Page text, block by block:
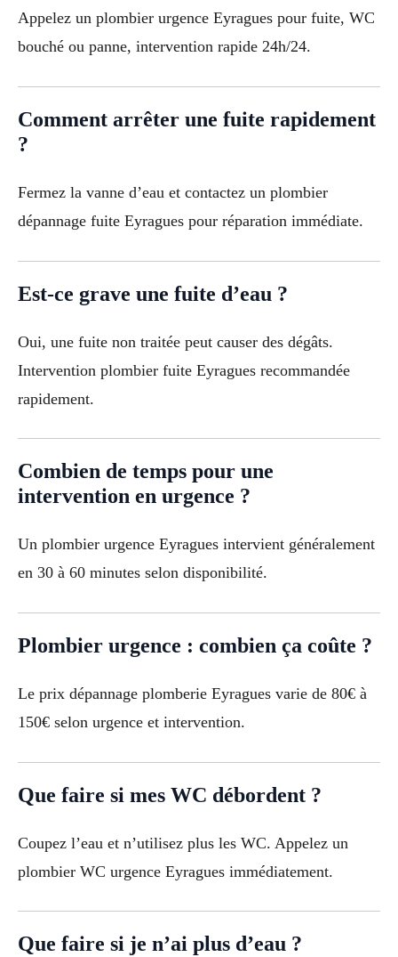
Appelez un plombier urgence Eyragues pour fuite, WC
bouché ou panne, intervention rapide 24h/24.
Comment arrêter une fuite rapidement
?
Fermez la vanne d’eau et contactez un plombier
dépannage fuite Eyragues pour réparation immédiate.
Est-ce grave une fuite d’eau ?
Oui, une fuite non traitée peut causer des dégâts.
Intervention plombier fuite Eyragues recommandée
rapidement.
Combien de temps pour une
intervention en urgence ?
Un plombier urgence Eyragues intervient généralement
en 30 à 60 minutes selon disponibilité.
Plombier urgence : combien ça coûte ?
Le prix dépannage plomberie Eyragues varie de 80€ à
150€ selon urgence et intervention.
Que faire si mes WC débordent ?
Coupez l’eau et n’utilisez plus les WC. Appelez un
plombier WC urgence Eyragues immédiatement.
Que faire si je n’ai plus d’eau ?